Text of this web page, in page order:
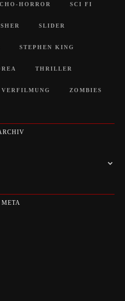
HORROR SCI FI
SLIDER
STEPHEN KING
THRILLER
VERFILMUNG ZOMBIES
META